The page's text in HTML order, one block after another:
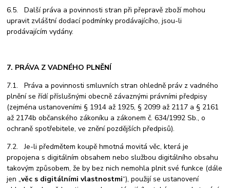
6.5. Další práva a povinnosti stran při přepravě zboží mohou
upravit zvláštní dodací podmínky prodávajícího, jsou-li
prodávajícím vydány.
7. PRÁVA Z VADNÉHO PLNĚNÍ
7.1. Práva a povinnosti smluvních stran ohledně práv z vadného
plnění se řídí příslušnými obecně závaznými právními předpisy
(zejména ustanoveními § 1914 až 1925, § 2099 až 2117 a § 2161
až 2174b občanského zákoníku a zákonem č. 634/1992 Sb., o
ochraně spotřebitele, ve znění pozdějších předpisů).
7.2. Je-li předmětem koupě hmotná movitá věc, která je
propojena s digitálním obsahem nebo službou digitálního obsahu
takovým způsobem, že by bez nich nemohla plnit své funkce (dále
jen „věc s digitálními vlastnostmi“), použijí se ustanovení